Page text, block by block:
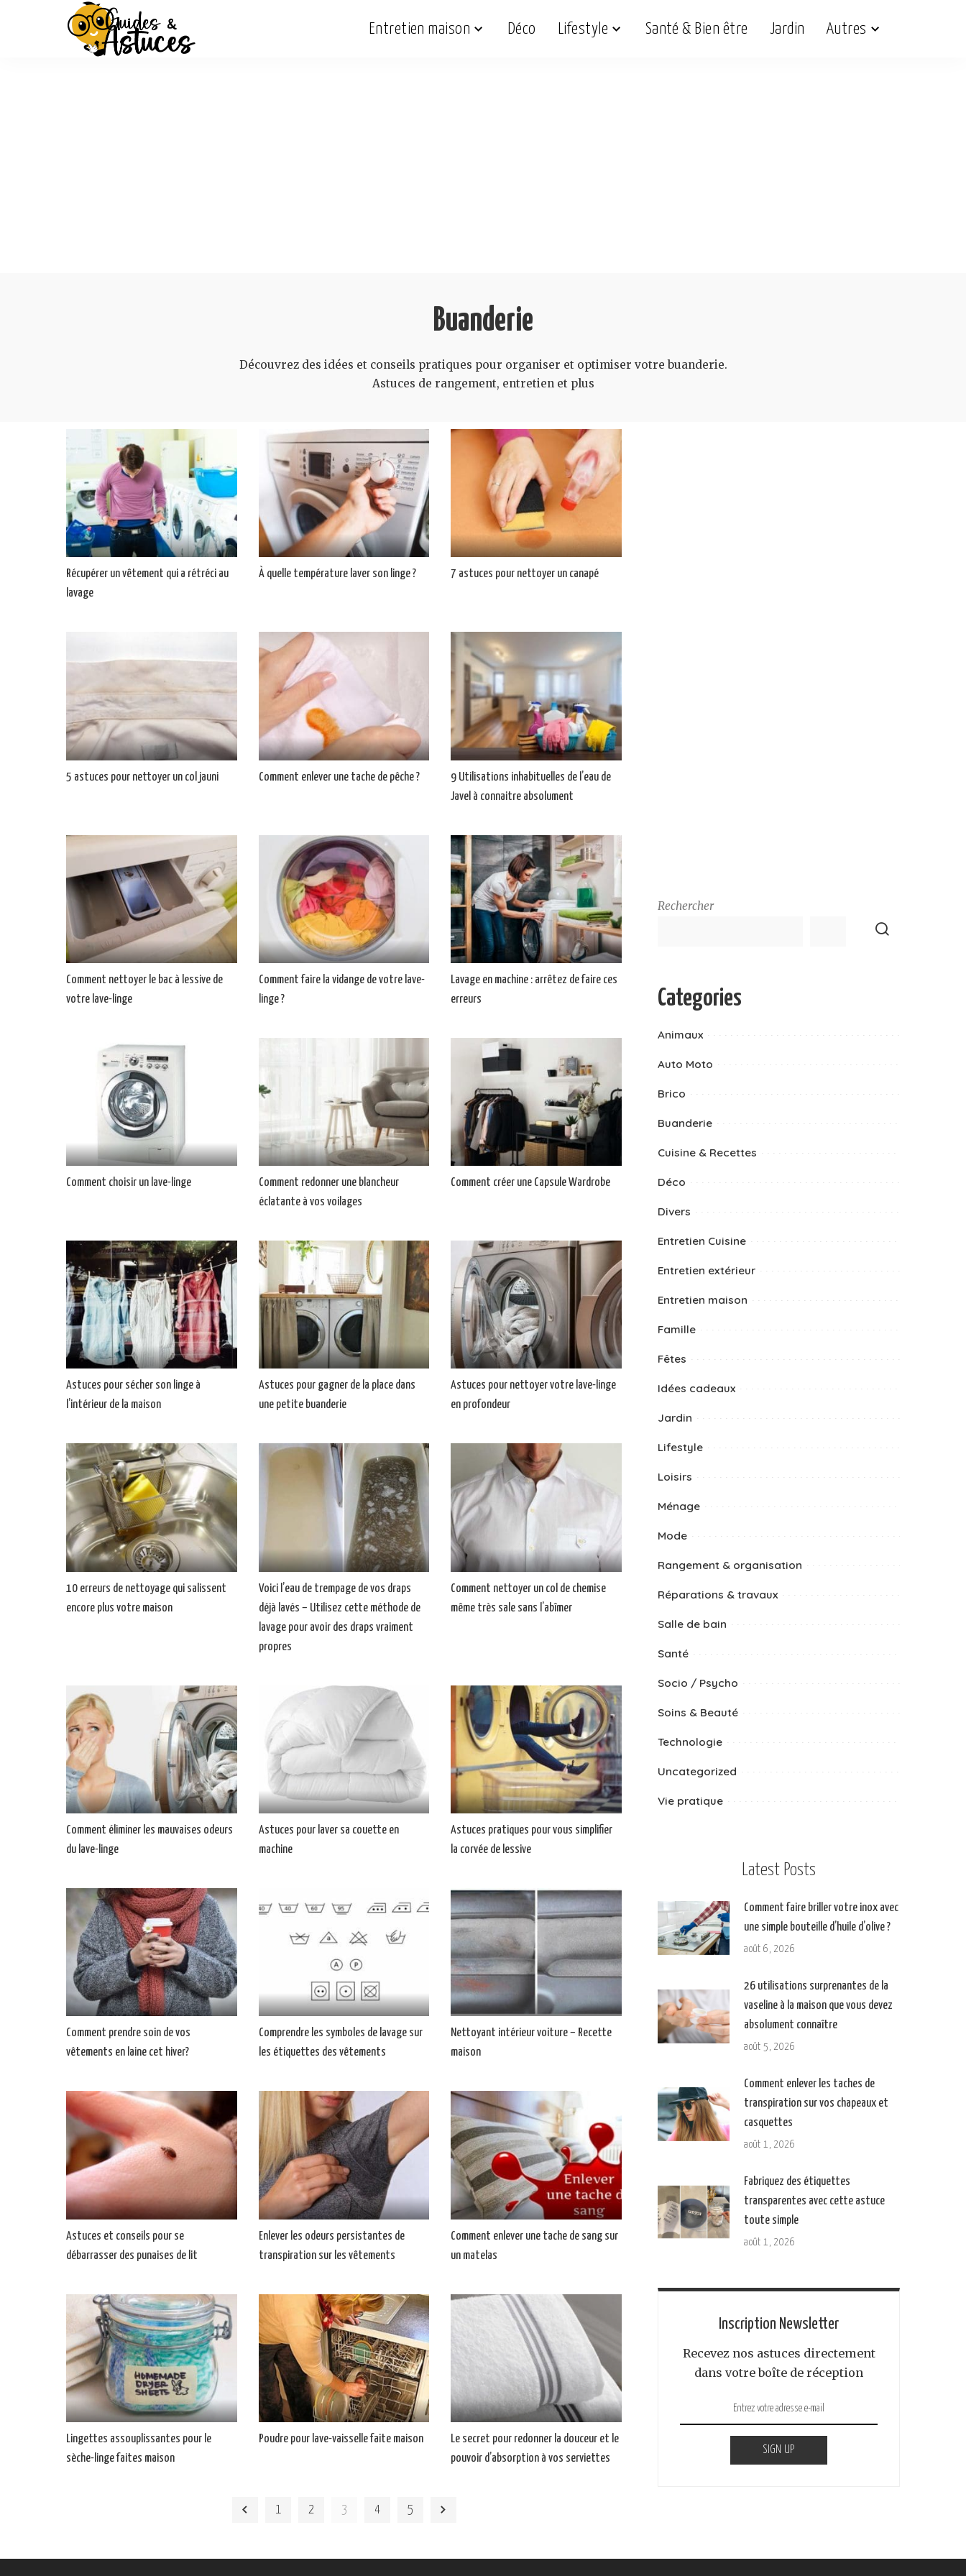
Entretien maison Déco Lifestyle Santé & Bien être Jardin Autres
Buanderie
Découvrez des idées et conseils pratiques pour organiser et optimiser votre buanderie.
Astuces de rangement, entretien et plus
Récupérer un vêtement qui a rétréci au
lavage
À quelle température laver son linge ? 7 astuces pour nettoyer un canapé
5 astuces pour nettoyer un col jauni Comment enlever une tache de pêche ?
9 Utilisations inhabituelles de l’eau de
Javel à connaitre absolument
Comment nettoyer le bac à lessive de
votre lave-linge
Comment faire la vidange de votre lave-
linge ?
Lavage en machine : arrêtez de faire ces
erreurs
Comment choisir un lave-linge
Comment redonner une blancheur
éclatante à vos voilages
Comment créer une Capsule Wardrobe
Astuces pour sécher son linge à
l’intérieur de la maison
Astuces pour gagner de la place dans
une petite buanderie
Astuces pour nettoyer votre lave-linge
en profondeur
10 erreurs de nettoyage qui salissent
encore plus votre maison
Voici l’eau de trempage de vos draps
déjà lavés – Utilisez cette méthode de
lavage pour avoir des draps vraiment
propres
Comment nettoyer un col de chemise
même très sale sans l’abîmer
Comment éliminer les mauvaises odeurs
du lave-linge
Astuces pour laver sa couette en
machine
Astuces pratiques pour vous simplifier
la corvée de lessive
Comment prendre soin de vos
vêtements en laine cet hiver?
Comprendre les symboles de lavage sur
les étiquettes des vêtements
Nettoyant intérieur voiture – Recette
maison
Astuces et conseils pour se
débarrasser des punaises de lit
Enlever les odeurs persistantes de
transpiration sur les vêtements
Comment enlever une tache de sang sur
un matelas
Lingettes assouplissantes pour le
sèche-linge faites maison
Poudre pour lave-vaisselle faite maison
Le secret pour redonner la douceur et le
pouvoir d’absorption à vos serviettes
1 2 3 4 5
Rechercher
Categories
Animaux
Auto Moto
Brico
Buanderie
Cuisine & Recettes
Déco
Divers
Entretien Cuisine
Entretien extérieur
Entretien maison
Famille
Fêtes
Idées cadeaux
Jardin
Lifestyle
Loisirs
Ménage
Mode
Rangement & organisation
Réparations & travaux
Salle de bain
Santé
Socio / Psycho
Soins & Beauté
Technologie
Uncategorized
Vie pratique
Latest Posts
Comment faire briller votre inox avec
une simple bouteille d’huile d’olive ?
août 6, 2026
26 utilisations surprenantes de la
vaseline à la maison que vous devez
absolument connaître
août 5, 2026
Comment enlever les taches de
transpiration sur vos chapeaux et
casquettes
août 1, 2026
Fabriquez des étiquettes
transparentes avec cette astuce
toute simple
août 1, 2026
Inscription Newsletter
Recevez nos astuces directement
dans votre boîte de réception
SIGN UP